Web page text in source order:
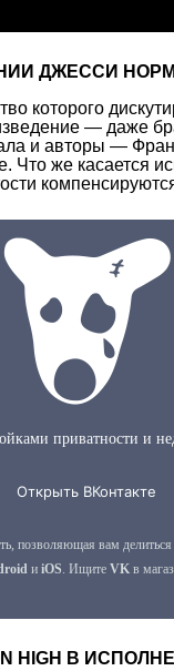
ДЖЕССИ
которого
— даже
и авторы —
Что же касается
ON HIGH В